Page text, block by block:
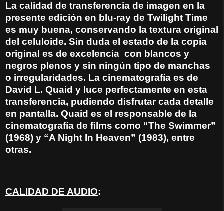
La calidad de transferencia de imagen en la
presente edición en blu-ray de Twilight Time
es muy buena, conservando la textura original
del celuloide. Sin duda el estado de la copia
original es de excelencia con blancos y
negros plenos y sin ningún tipo de manchas
o irregularidades. La cinematografía es de
David L. Quaid y luce perfectamente en esta
transferencia, pudiendo disfrutar cada detalle
en pantalla. Quaid es el responsable de la
cinematografía de films como “The Swimmer”
(1968) y “A Night In Heaven” (1983), entre
otras.
CALIDAD DE AUDIO: